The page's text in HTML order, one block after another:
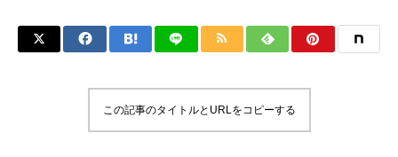
この記事のタイトルとURLをコピーする